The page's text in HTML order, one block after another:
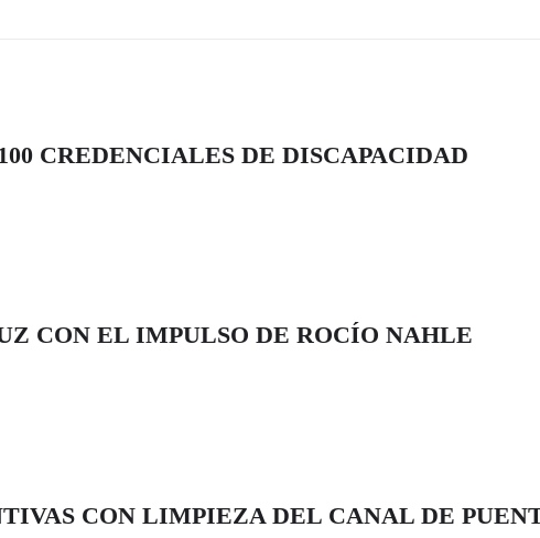
CREDENCIALES DE DISCAPACIDAD
CON EL IMPULSO DE ROCÍO NAHLE
CON LIMPIEZA DEL CANAL DE